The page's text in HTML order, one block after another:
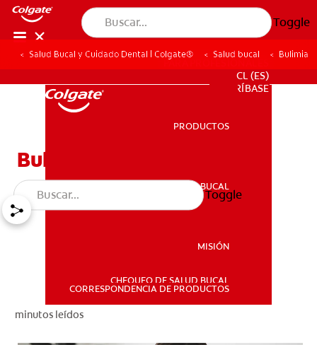
Toggle
SALUD BUCAL
PARA PROFESIONALES
CL (ES)
SUSCRÍBASE
PRODUCTOS
SALUD BUCAL
MISIÓN
CHEQUEO DE SALUD BUCAL
CORRESPONDENCIA DE PRODUCTOS
Toggle
Salud Bucal y Cuidado Dental | Colgate® Salud bucal Bulimia
Bulimia
minutos leídos